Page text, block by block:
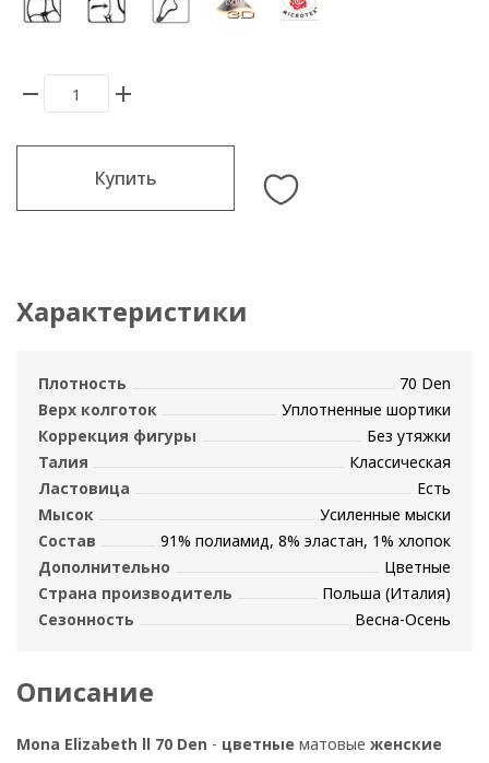
Купить
Характеристики
Плотность
70 Den
Верх колготок
Уплотненные шортики
Коррекция фигуры
Без утяжки
Талия
Классическая
Ластовица
Есть
Мысок
Усиленные мыски
Состав
91% полиамид, 8% эластан, 1% хлопок
Дополнительно
Цветные
Страна производитель
Польша (Италия)
Сезонность
Весна-Осень
Описание
Mona Elizabeth ll 70 Den - цветные матовые женские